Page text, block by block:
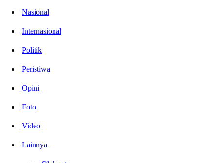
Nasional
Internasional
Politik
Peristiwa
Opini
Foto
Video
Lainnya